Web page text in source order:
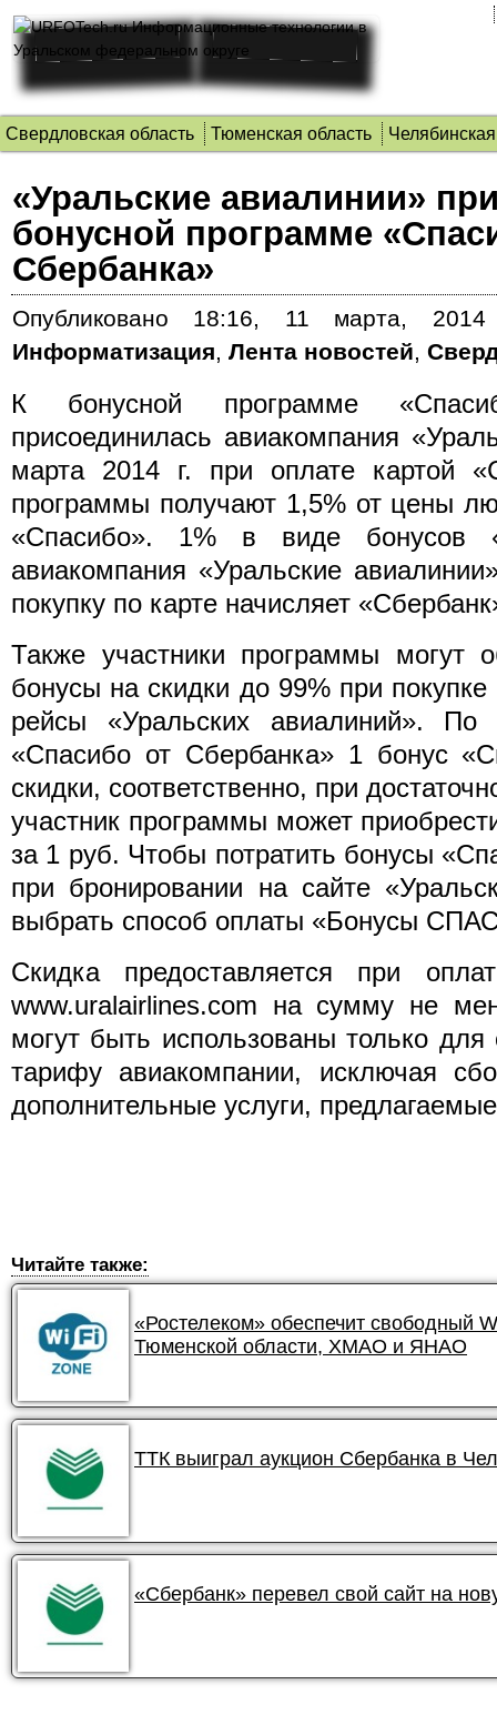
Свердловская область Тюменская область
«Уральские авиалинии»
бонусной программе
Сбербанка»
Опубликовано
18:16, 11 марта, 2014
Информатизация, Лента новостей,
К бонусной программе
присоединилась авиакомпания
марта 2014 г. при оплате картой
программы получают 1,5% от цены
«Спасибо». 1% в виде бонусов
авиакомпания «Уральские
покупку по карте начисляет
Также участники программы могут
бонусы на скидки до 99% при
рейсы «Уральских авиалиний». По
«Спасибо от Сбербанка» 1 бонус
скидки, соответственно, при
участник программы может
за 1 руб. Чтобы потратить бонусы
при бронировании на сайте
выбрать способ оплаты «Бонусы
Скидка предоставляется при
www.uralairlines.com на сумму не
могут быть использованы только
тарифу авиакомпании, исключая
дополнительные услуги,
Читайте также:
«Ростелеком» обеспечит свободный
Тюменской области, ХМАО и ЯНАО
ТТК выиграл аукцион Сбербанка в
«Сбербанк» перевел свой сайт на